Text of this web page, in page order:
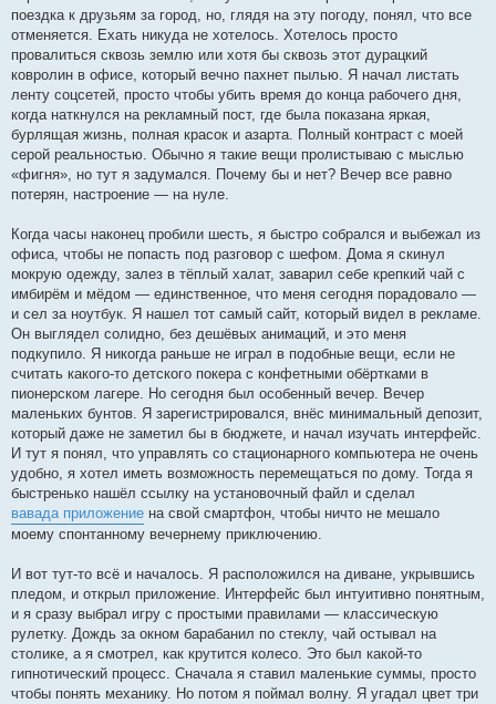
поездка к друзьям за город, но, глядя на эту погоду, понял, что все
отменяется. Ехать никуда не хотелось. Хотелось просто
провалиться сквозь землю или хотя бы сквозь этот дурацкий
ковролин в офисе, который вечно пахнет пылью. Я начал листать
ленту соцсетей, просто чтобы убить время до конца рабочего дня,
когда наткнулся на рекламный пост, где была показана яркая,
бурлящая жизнь, полная красок и азарта. Полный контраст с моей
серой реальностью. Обычно я такие вещи пролистываю с мыслью
«фигня», но тут я задумался. Почему бы и нет? Вечер все равно
потерян, настроение — на нуле.
Когда часы наконец пробили шесть, я быстро собрался и выбежал из
офиса, чтобы не попасть под разговор с шефом. Дома я скинул
мокрую одежду, залез в тёплый халат, заварил себе крепкий чай с
имбирём и мёдом — единственное, что меня сегодня порадовало —
и сел за ноутбук. Я нашел тот самый сайт, который видел в рекламе.
Он выглядел солидно, без дешёвых анимаций, и это меня
подкупило. Я никогда раньше не играл в подобные вещи, если не
считать какого-то детского покера с конфетными обёртками в
пионерском лагере. Но сегодня был особенный вечер. Вечер
маленьких бунтов. Я зарегистрировался, внёс минимальный депозит,
который даже не заметил бы в бюджете, и начал изучать интерфейс.
И тут я понял, что управлять со стационарного компьютера не очень
удобно, я хотел иметь возможность перемещаться по дому. Тогда я
быстренько нашёл ссылку на установочный файл и сделал
вавада приложение на свой смартфон, чтобы ничто не мешало
моему спонтанному вечернему приключению.
И вот тут-то всё и началось. Я расположился на диване, укрывшись
пледом, и открыл приложение. Интерфейс был интуитивно понятным,
и я сразу выбрал игру с простыми правилами — классическую
рулетку. Дождь за окном барабанил по стеклу, чай остывал на
столике, а я смотрел, как крутится колесо. Это был какой-то
гипнотический процесс. Сначала я ставил маленькие суммы, просто
чтобы понять механику. Но потом я поймал волну. Я угадал цвет три